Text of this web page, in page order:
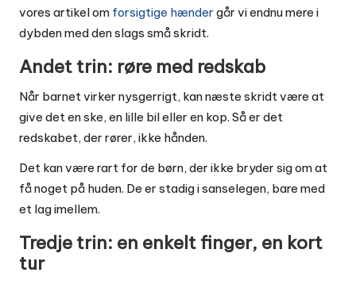
vores artikel om forsigtige hænder går vi endnu mere i
dybden med den slags små skridt.
Andet trin: røre med redskab
Når barnet virker nysgerrigt, kan næste skridt være at
give det en ske, en lille bil eller en kop. Så er det
redskabet, der rører, ikke hånden.
Det kan være rart for de børn, der ikke bryder sig om at
få noget på huden. De er stadig i sanselegen, bare med
et lag imellem.
Tredje trin: en enkelt finger, en kort
tur